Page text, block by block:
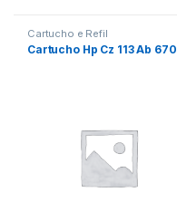
Cartucho e Refil
Cartucho Hp Cz 113 Ab 670